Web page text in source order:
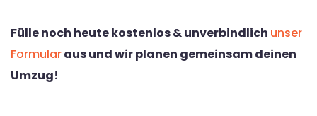
Fülle noch heute kostenlos & unverbindlich unser
Formularaus und wir planen gemeinsam deinen
Umzug!